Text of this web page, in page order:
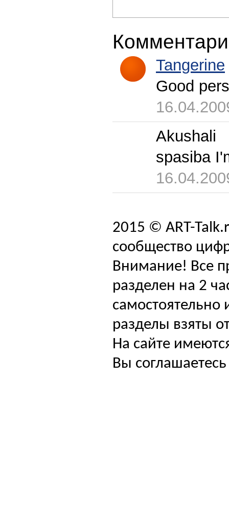
Tangerine
Good
Akushali
spasiba
2015 © ART-
сообщество
Внимание! Все
разделен на 2
самостоятельно
разделы взяты
На сайте
Вы